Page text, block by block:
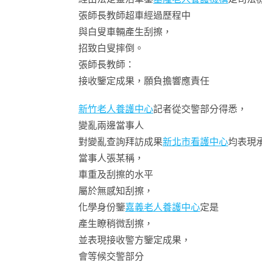
張師長教師超車經過歷程中
與白叟車輛產生刮擦，
招致白叟摔倒。
張師長教師：
接收鑒定成果，願負擔響應責任
新竹老人養護中心記者從交警部分得悉，
變亂兩邊當事人
對變亂查詢拜訪成果新北市看護中心均表現
當事人張某稱，
車重及刮擦的水平
屬於無感知刮擦，
化學身份鑒嘉義老人養護中心定是
產生瞭稍微刮擦，
並表現接收警方鑒定成果，
會等候交警部分